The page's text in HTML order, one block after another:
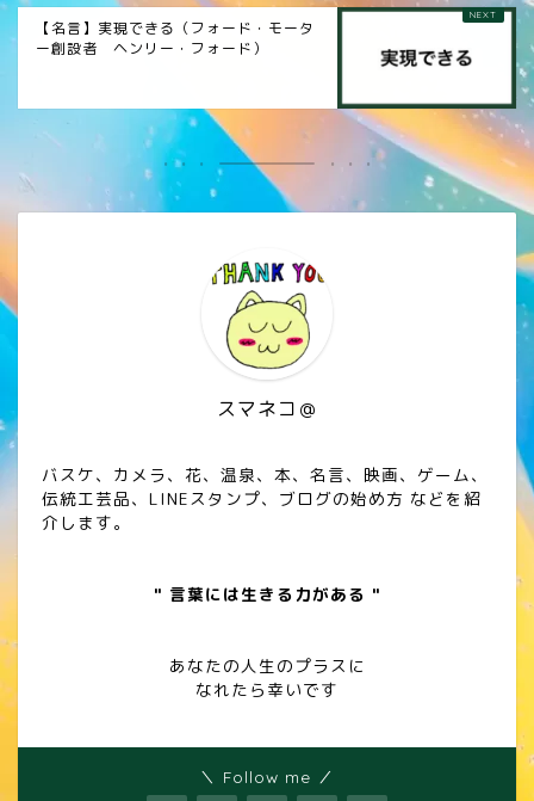
【名言】実現できる（フォード・モータ
ー創設者 ヘンリー・フォード）
スマネコ＠
バスケ、カメラ、花、温泉、本、名言、映画、ゲーム、
伝統工芸品、LINEスタンプ、ブログの始め方 などを紹
介します。
" 言葉には生きる力がある "
あなたの人生のプラスに
なれたら幸いです
＼ Follow me ／